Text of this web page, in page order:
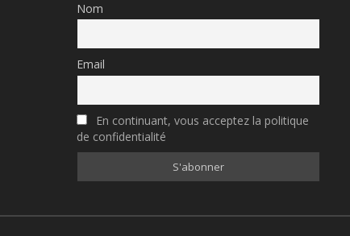
Nom
Email
En continuant, vous acceptez la politique
de confidentialité